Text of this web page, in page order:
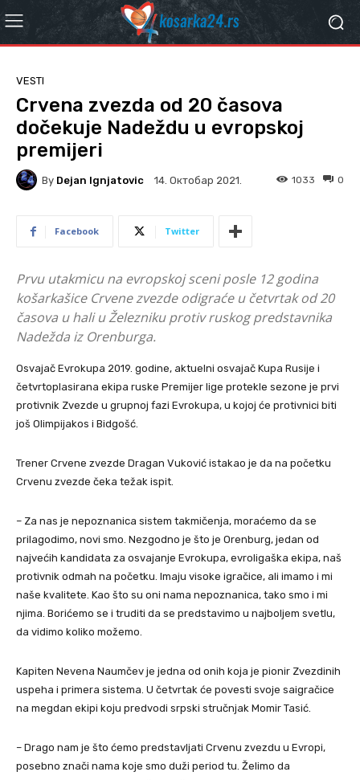
VESTI
Crvena zvezda od 20 časova
dočekuje Nadeždu u evropskoj
premijeri
By Dejan Ignjatovic 14. Октобар 2021. 0
1033
Facebook Twitter
Prvu utakmicu na evropskoj sceni posle 12 godina
košarkašice Crvene zvezde odigraće u četvrtak od 20
časova u hali u Železniku protiv ruskog predstavnika
Nadežda iz Orenburga.
Osvajač Evrokupa 2019. godine, aktuelni osvajač Kupa Rusije i
četvrtoplasirana ekipa ruske Premijer lige protekle sezone je prvi
protivnik Zvezde u grupnoj fazi Evrokupa, u kojoj će protivnici biti
još Olimpijakos i Bidgošć.
Trener Crvene zvezde Dragan Vuković istakao je da na početku
Crvenu zvezde čeka težak ispit.
– Za nas je nepoznanica sistem takmičenja, moraćemo da se
prilagodimo, novi smo. Nezgodno je što je Orenburg, jedan od
najvećih kandidata za osvajanje Evrokupa, evroligaška ekipa, naš
protivnik odmah na početku. Imaju visoke igračice, ali imamo i mi
naše kvalitete. Kao što su oni nama nepoznanica, tako smo i mi
njima. Borićemo se i truditi da se predstavimo u najboljem svetlu,
da vidimo koliko možemo.
Kapiten Nevena Naumčev je jedna od onih koja je pionir Zvezdinih
uspeha i primera sistema. U četvrtak će povesti svoje saigračice
na megdan ekipi koju predvodi srpski stručnjak Momir Tasić.
– Drago nam je što ćemo predstavljati Crvenu zvezdu u Evropi,
posebno znači nama koje smo duži period tu. Želimo da